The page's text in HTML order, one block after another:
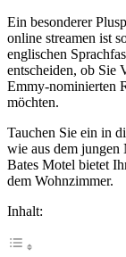
Ein besonderer
online streamen ist
englischen
entscheiden, ob Sie
Emmy-nominierten
möchten.
Tauchen Sie ein in
wie aus dem
Bates Motel bietet
dem Wohnzimmer.
Inhalt: